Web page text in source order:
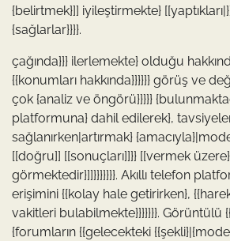
{belirtmek}]] iyileştirmekte}
{sağlarlar}}}}.
çağında}}} ilerlemekte} olduğu
{{konumları hakkında}}}}}} görüş ve
çok {analiz ve öngörü}}}}}
platformuna} dahil edilerek},
sağlanırken|artırmak}
[[doğru]] [[sonuçları]]}} [[vermek
görmektedir}]]}}}}}}}. Akıllı telefon
erişimini {{kolay hale getirirken},
vakitleri bulabilmekte}}}}}}}. Görüntülü
{forumların {{gelecekteki